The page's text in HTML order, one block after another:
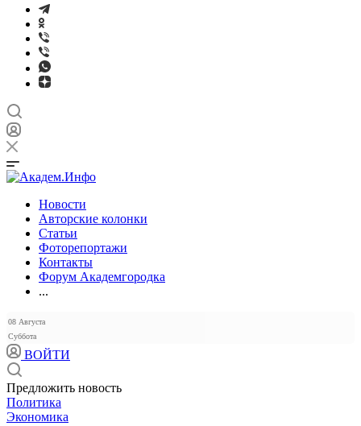
Новости
Авторские колонки
Статьи
Фоторепортажи
Контакты
Форум Академгородка
...
08 Августа
Суббота
ВОЙТИ
Предложить новость
Политика
Экономика